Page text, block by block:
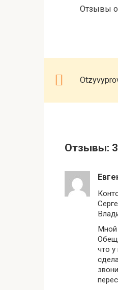
Отзывы о
Отзывы: 3
Мной
что